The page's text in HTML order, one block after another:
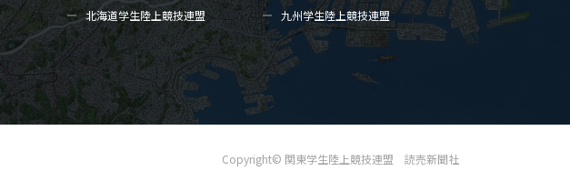
北海道学生陸上競技連盟 九州学生陸上競技連盟
Copyright© 関東学生陸上競技連盟 読売新聞社